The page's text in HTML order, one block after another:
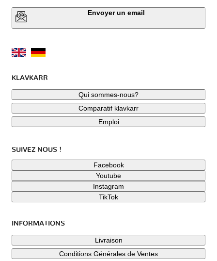
Envoyer un email
KLAVKARR
Qui sommes-nous?
Comparatif klavkarr
Emploi
SUIVEZ NOUS !
Facebook
Youtube
Instagram
TikTok
INFORMATIONS
Livraison
Conditions Générales de Ventes